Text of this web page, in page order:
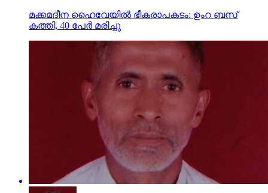
മക്കമദീന ഹൈവേയില്‍ ഭീകരാപകടം: ഉംറ ബസ്
കത്തി, 40 പേര്‍ മരിച്ചു